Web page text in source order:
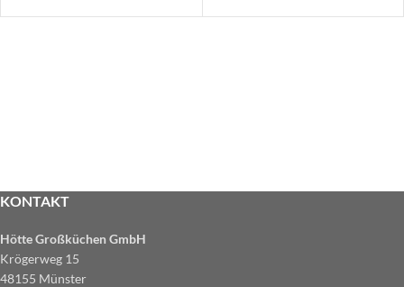
KONTAKT
Hötte Großküchen GmbH
Krögerweg 15
48155 Münster